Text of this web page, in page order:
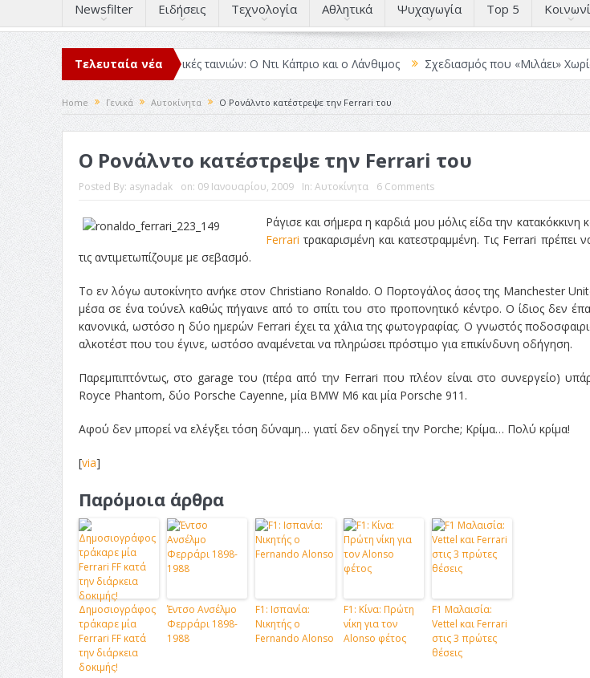
Newsfilter Ειδήσεις Τεχνολογία Αθλητικά Ψυχαγωγία Top 5
Τελευταία νέα
στο 2025 Κριτικές ταινιών: Ο Ντι Κάπριο και ο Λάνθιμος Σχεδιασμός που «Μιλάει» Χωρίς Λέξεις
Home Γενικά Αυτοκίνητα Ο Ρονάλντο κατέστρεψε την Ferrari του
Ο Ρονάλντο κατέστρεψε την Ferrari του
Posted By: asynadak on: 09 Ιανουαρίου, 2009 In: Αυτοκίνητα 6 Comments
Ράγισε και σήμερα η καρδιά μου μόλις είδα την κατακόκκινη
Ferrari τρακαρισμένη και κατεστραμμένη. Τις Ferrari πρέπει
τις αντιμετωπίζουμε με σεβασμό.
Το εν λόγω αυτοκίνητο ανήκε στον Christiano Ronaldo. Ο Πορτογάλος άσος της Manchester
μέσα σε ένα τούνελ καθώς πήγαινε από το σπίτι του στο προπονητικό κέντρο. Ο ίδιος δεν
κανονικά, ωστόσο η δύο ημερών Ferrari έχει τα χάλια της φωτογραφίας. Ο γνωστός
αλκοτέστ που του έγινε, ωστόσο αναμένεται να πληρώσει πρόστιμο για επικίνδυνη οδήγηση.
Παρεμπιπτόντως, στο garage του (πέρα από την Ferrari που πλέον είναι στο συνεργείο)
Royce Phantom, δύο Porsche Cayenne, μία BMW M6 και μία Porsche 911.
Αφού δεν μπορεί να ελέγξει τόση δύναμη… γιατί δεν οδηγεί την Porche; Κρίμα… Πολύ κρίμα!
[via]
Παρόμοια άρθρα
Δημοσιογράφος
τράκαρε μία
Ferrari FF κατά
την διάρκεια
δοκιμής!
Έντσο Ανσέλμο
Φερράρι 1898-
1988
F1: Ισπανία:
Νικητής ο
Fernando Alonso
F1: Κίνα: Πρώτη
νίκη για τον
Alonso φέτος
F1 Μαλαισία:
Vettel και Ferrari
στις 3 πρώτες
θέσεις